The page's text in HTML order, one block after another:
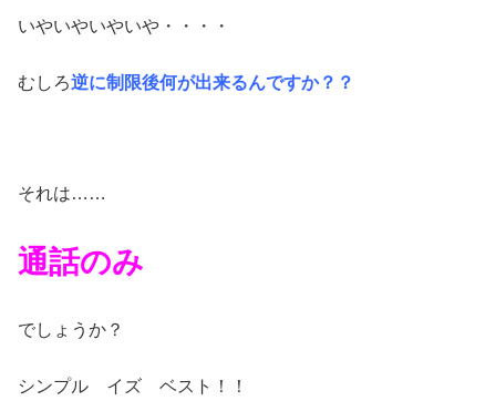
いやいやいやいや・・・・
むしろ逆に制限後何が出来るんですか？？
それは……
通話のみ
でしょうか？
シンプル イズ ベスト！！